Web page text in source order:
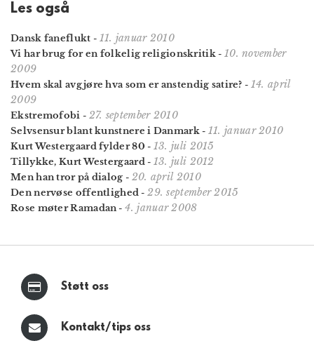
Les også
Dansk faneflukt - 11. januar 2010
Vi har brug for en folkelig religionskritik- 10. november
2009
Hvem skal avgjøre hva som er anstendig satire? - 14. april
2009
Ekstremofobi - 27. september 2010
Selvsensur blant kunstnere i Danmark- 11. januar 2010
Kurt Westergaard fylder 80- 13. juli 2015
Tillykke, Kurt Westergaard- 13. juli 2012
Men han tror på dialog - 20. april 2010
Den nervøse offentlighed -29. september 2015
Rose møter Ramadan-4. januar 2008
Støtt oss
Kontakt/tips oss